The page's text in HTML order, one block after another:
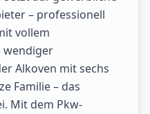
– professionell
vollem
wendiger
Alkoven mit sechs
Familie – das
Mit dem Pkw-